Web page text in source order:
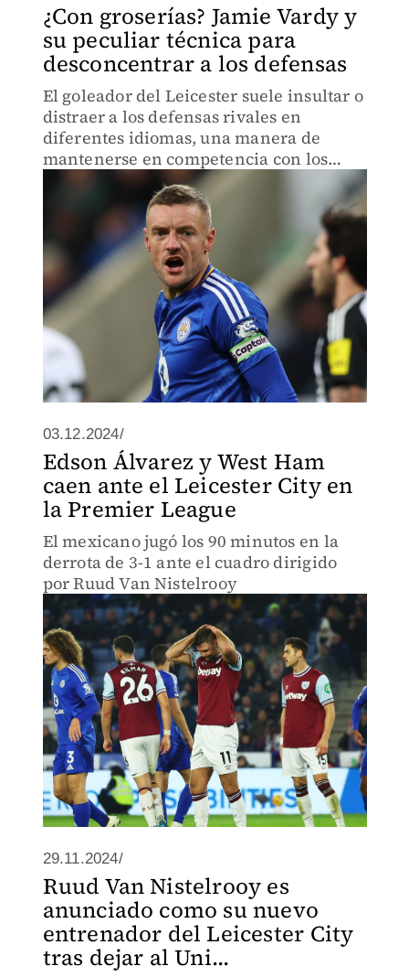
¿Con groserías? Jamie Vardy y
su peculiar técnica para
desconcentrar a los defensas
El goleador del Leicester suele insultar o
distraer a los defensas rivales en
diferentes idiomas, una manera de
mantenerse en competencia con los
foxes
03.12.2024/
Edson Álvarez y West Ham
caen ante el Leicester City en
la Premier League
El mexicano jugó los 90 minutos en la
derrota de 3-1 ante el cuadro dirigido
por Ruud Van Nistelrooy
29.11.2024/
Ruud Van Nistelrooy es
anunciado como su nuevo
entrenador del Leicester City
tras dejar al Uni...